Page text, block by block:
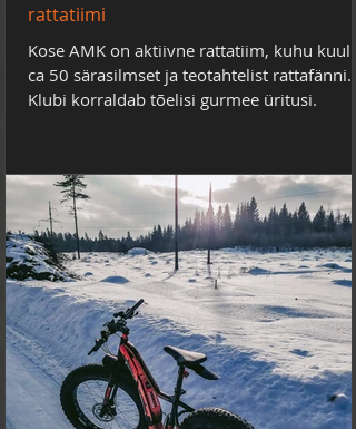
rattatiimi
Kose AMK on aktiivne rattatiim, kuhu
ca 50 särasilmset ja teotahtelist rattafänni.
Klubi korraldab tõelisi gurmee üritusi.